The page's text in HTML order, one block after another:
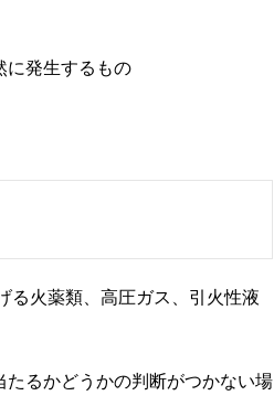
に発生するもの
る火薬類、高圧ガス、引火性液
るかどうかの判断がつかない場